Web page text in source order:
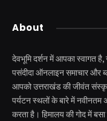
About
देवभूमि दर्शन में आपका स्वागत
पसंदीदा ऑनलाइन समाचार और
आपको उत्तराखंड की जीवंत
पर्यटन स्थलों के बारे में नवीनतम
करता है। हिमालय की गोद में